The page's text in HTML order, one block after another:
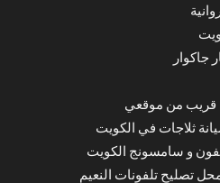
جاكوار
قريب من موقعي
ثلاجات في الكويت
و سامسونج الكويت
تصليح تلفونات النعيم